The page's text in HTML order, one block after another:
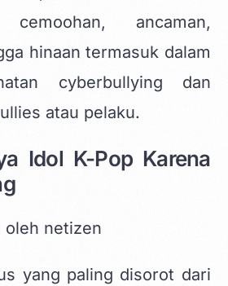
ancaman,
hinaan termasuk dalam
cyberbullying dan
atau pelaku.
Idol K-Pop Karena
yang paling disorot dari